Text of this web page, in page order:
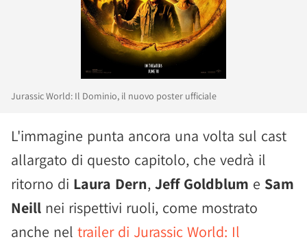
Jurassic World: Il Dominio, il nuovo poster ufficiale
L'immagine punta ancora una volta sul cast
allargato di questo capitolo, che vedrà il
ritorno di Laura Dern, Jeff Goldblum e Sam
Neill nei rispettivi ruoli, come mostrato
anche nel trailer di Jurassic World: Il